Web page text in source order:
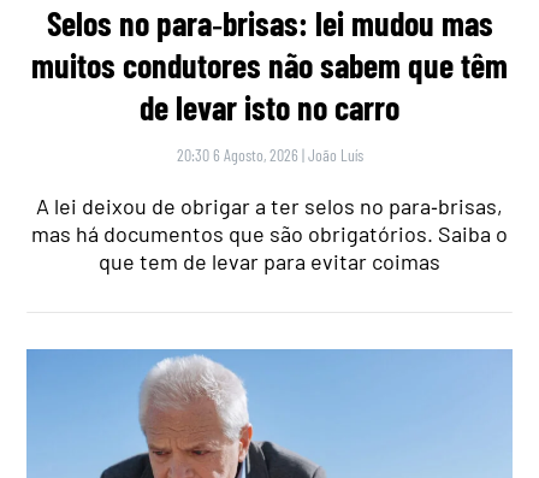
Selos no para‑brisas: lei mudou mas
muitos condutores não sabem que têm
de levar isto no carro
20:30 6 Agosto, 2026 |João Luís
A lei deixou de obrigar a ter selos no para‑brisas,
mas há documentos que são obrigatórios. Saiba o
que tem de levar para evitar coimas